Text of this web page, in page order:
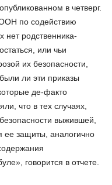
в четверг.
по содействию
нет родственника-
или чьи
их безопасности,
ли эти приказы
де-факто
что в тех случаях,
выжившей,
ее защиты, аналогично
говорится в отчете.